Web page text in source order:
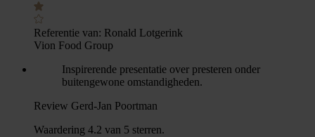
Referentie van: Ronald Lotgerink
Vion Food Group
Inspirerende presentatie over presteren onder
buitengewone omstandigheden.
Review Gerd-Jan Poortman
Waardering 4.2 van 5 sterren.